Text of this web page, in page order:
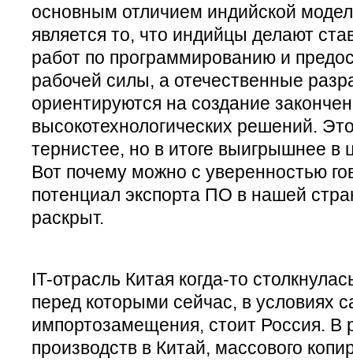
основным отличием индийской
является то, что индийцы делают
работ по программированию и
рабочей силы, а отечественные
ориентируются на создание
высокотехнологических решений.
тернистее, но в итоге выигрышнее
Вот почему можно с уверенностью
потенциал экспорта ПО в нашей
раскрыт.
IT-отрасль Китая когда-то
перед которыми сейчас, в условиях
импортозамещения, стоит Россия. В
производств в Китай, массового